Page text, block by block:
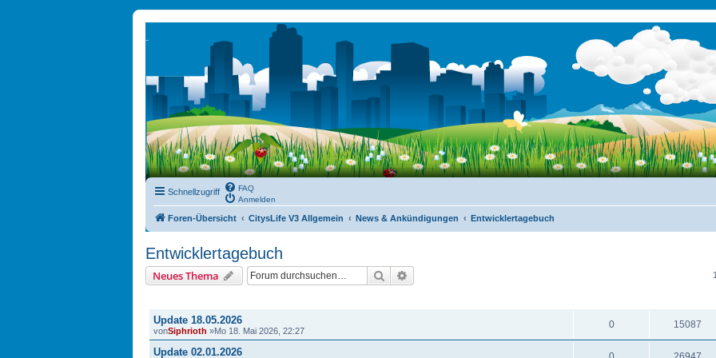
Schnellzugriff
FAQ
Anmelden
Foren-Übersicht CitysLife V3 Allgemein News & Ankündigungen Entwicklertagebuch
Entwicklertagebuch
Neues Thema Suche
Update 18.05.2026
vonSiphrioth »Mo 18. Mai 2026, 22:27
0 15087
Update 02.01.2026